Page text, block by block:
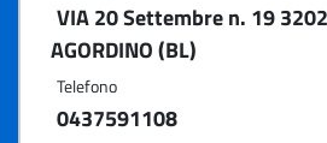
VIA 20 Settembre n. 19
AGORDINO (BL)
Telefono
0437591108